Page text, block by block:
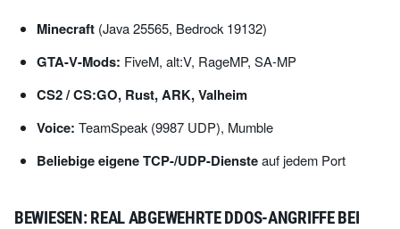
Minecraft (Java 25565, Bedrock 19132)
GTA-V-Mods: FiveM, alt:V, RageMP, SA-MP
CS2 / CS:GO, Rust, ARK, Valheim
Voice: TeamSpeak (9987 UDP), Mumble
Beliebige eigene TCP-/UDP-Diensteauf jedem Port
BEWIESEN: REAL ABGEWEHRTE DDOS-ANGRIFFE BEI